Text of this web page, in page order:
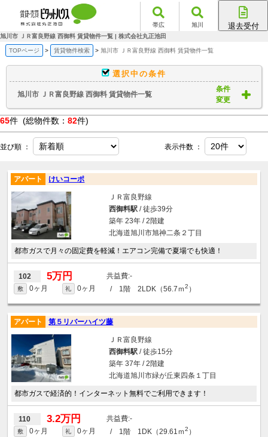
帯広 旭川 退去受付
旭川市 ＪＲ富良野線 西御料 賃貸物件一覧 | 株式会社丸正池田
TOPページ 賃貸物件検索 旭川市 ＪＲ富良野線 西御料 賃貸物件一覧
選択中の条件
旭川市 ＪＲ富良野線 西御料 賃貸物件一覧
条件
変更
65件 (総物件数： 82件)
並び順 ： 表示件数 ：
アパート けいコーポ
ＪＲ富良野線
西御料駅/ 徒歩39分
築年 23年 / 2階建
北海道旭川市旭神二条２丁目
都市ガスで月々の固定費を軽減！エアコン完備で夏場でも快適！
102 5万円 -
敷 0ヶ月 礼 0ヶ月 / 1階 2LDK（56.7ｍ2 ）
アパート 第５リバーハイツ藤
ＪＲ富良野線
西御料駅/ 徒歩15分
築年 37年 / 2階建
北海道旭川市緑が丘東四条１丁目
都市ガスで経済的！インターネット無料でご利用できます！
110 3.2万円 -
敷 0ヶ月 礼 0ヶ月 / 1階 1DK（29.61ｍ2 ）